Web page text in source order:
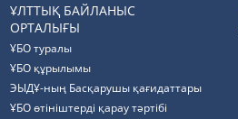
ҰЛТТЫҚ БАЙЛАНЫС
ОРТАЛЫҒЫ
ҰБО туралы
ҰБО құрылымы
ЭЫДҰ-ның Басқарушы қағидаттары
ҰБО өтініштерді қарау тәртібі